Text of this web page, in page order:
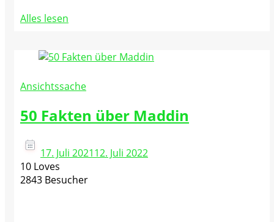
Alles lesen
Ansichtssache
50 Fakten über Maddin
17. Juli 202112. Juli 2022
10 Loves
2843 Besucher